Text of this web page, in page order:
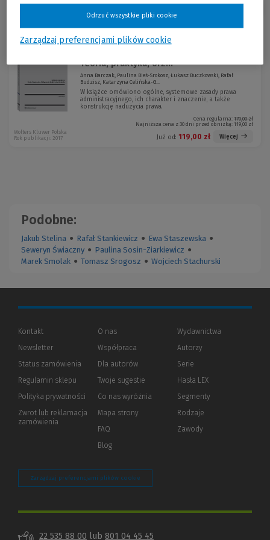
Teoria, praktyka, orz...
Anna Barczak, Paulina Bieś-Srokosz, Łukasz Buczkowski, Rafał
Budzisz, Katarzyna Celińska-G...
W książce omówiono ogólne, systemowe zasady prawa
administracyjnego, ich charakter i znaczenie, a także
konstrukcję nadużycia prawa.
Cena regularna: 170,00 zł
Najniższa cena z 30 dni przed obniżką: 119,00 zł
Już od: 119,00 zł Więcej
Wolters Kluwer Polska
Rok publikacji: 2017
Podobne:
Jakub Stelina ● Rafał Stankiewicz ● Ewa Staszewska ●
Seweryn Świaczny ● Paulina Sosin-Ziarkiewicz ●
Marek Smolak ● Tomasz Srogosz ● Wojciech Stachurski
Kontakt
Newsletter
Status zamówienia
Regulamin sklepu
Polityka prywatności (Nowe
(Link
innej
Zwrot lub reklamacja
zamówienia
O nas
Współpraca
Dla autorów(Nowe
(Link
innej
strony)
Twoje sugestie
Co nas wyróżnia
Mapa strony
FAQ
Blog
Wydawnictwa
Autorzy
Serie
Hasła LEX
Segmenty
Rodzaje
Zawody
Zarządzaj preferencjami plików cookie
22 535 88 00 lub 801 04 45 45
Zarządzaj preferencjami plików cookie
Odrzuć wszystkie pliki cookie